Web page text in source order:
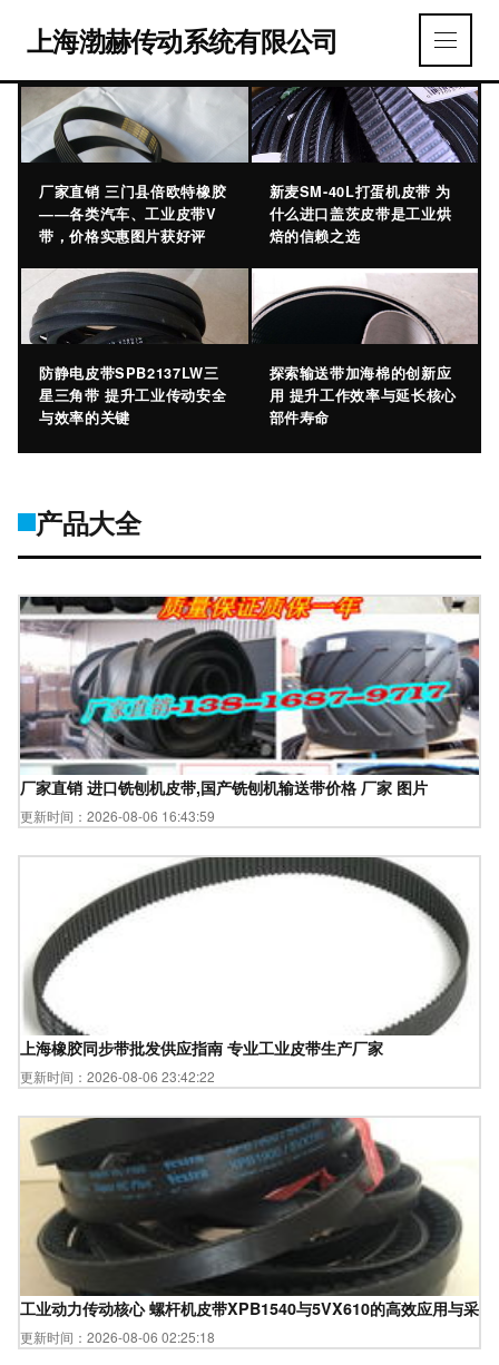
上海渤赫传动系统有限公司
厂家直销 三门县倍欧特橡胶
——各类汽车、工业皮带V
带，价格实惠图片获好评
新麦SM-40L打蛋机皮带 为
什么进口盖茨皮带是工业烘
焙的信赖之选
防静电皮带SPB2137LW三
星三角带 提升工业传动安全
与效率的关键
探索输送带加海棉的创新应
用 提升工作效率与延长核心
部件寿命
产品大全
厂家直销 进口铣刨机皮带,国产铣刨机输送带价格 厂家 图片
更新时间：2026-08-06 16:43:59
上海橡胶同步带批发供应指南 专业工业皮带生产厂家
更新时间：2026-08-06 23:42:22
工业动力传动核心 螺杆机皮带XPB1540与5VX610的高效应用与采购
更新时间：2026-08-06 02:25:18